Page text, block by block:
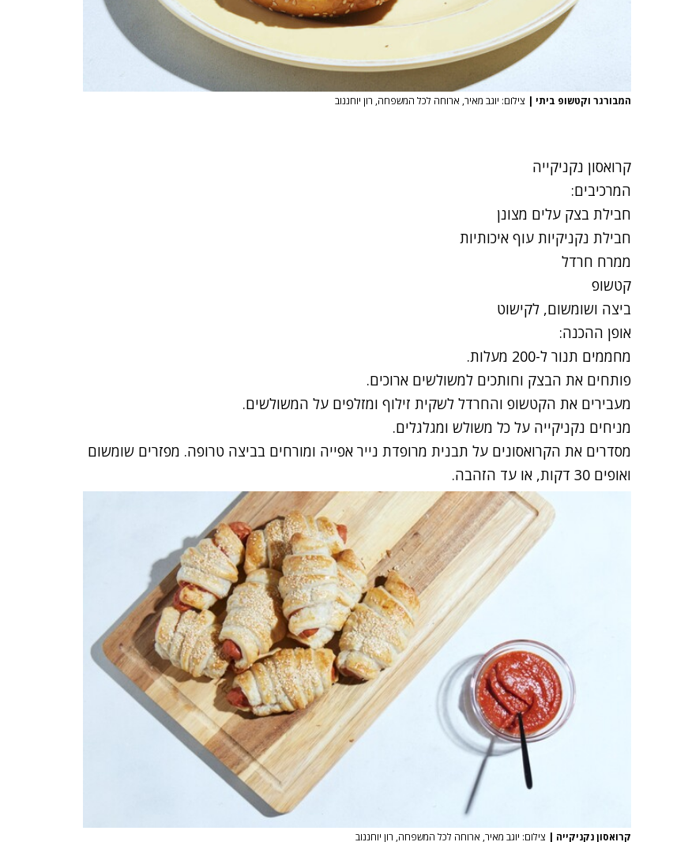
המבורגר וקטשופ ביתי | צילום: יוגב מאיר, ארוחה לכל המשפחה, רון יוחננוב
קרואסון נקניקייה
המרכיבים:
חבילת בצק עלים מצונן
חבילת נקניקיות עוף איכותיות
ממרח חרדל
קטשופ
ביצה ושומשום, לקישוט
אופן ההכנה:
מחממים תנור ל-200 מעלות.
פותחים את הבצק וחותכים למשולשים ארוכים.
מעבירים את הקטשופ והחרדל לשקית זילוף ומזלפים על המשולשים.
מניחים נקניקייה על כל משולש ומגלגלים.
מסדרים את הקרואסונים על תבנית מרופדת נייר אפייה ומורחים בביצה טרופה. מפזרים שומשום
ואופים 30 דקות, או עד הזהבה.
קרואסון נקניקייה | צילום: יוגב מאיר, ארוחה לכל המשפחה, רון יוחננוב